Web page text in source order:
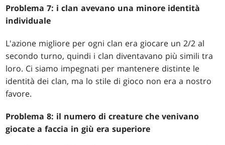
Problema 7: i clan avevano una minore identità
individuale
L'azione migliore per ogni clan era giocare un 2/2 al
secondo turno, quindi i clan diventavano più simili tra
loro. Ci siamo impegnati per mantenere distinte le
identità dei clan, ma lo stile di gioco non era a nostro
favore.
Problema 8: il numero di creature che venivano
giocate a faccia in giù era superiore